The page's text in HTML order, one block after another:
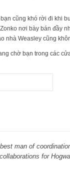
cũng khó rời đi khi
nơi bày bán đầy
nhà Weasley cũng
chờ bạn trong các
man of
for